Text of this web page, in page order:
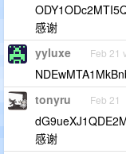
感谢
yyluxe Feb 21
tonyru Feb 21
感谢